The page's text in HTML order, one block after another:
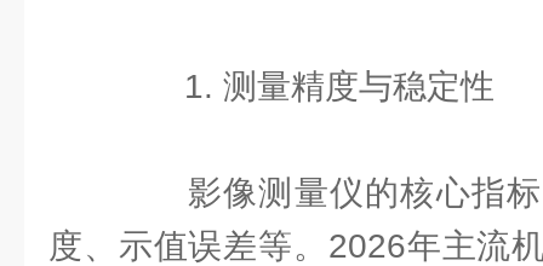
1. 测量精度与稳定性
影像测量仪的核心指标
度、示值误差等。2026年主流